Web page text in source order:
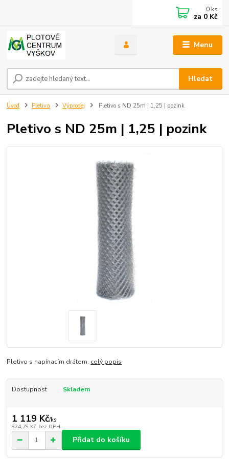
Menu
Hledat
0 ks
za 0 Kč
Úvod Pletiva Výprodej Pletivo s ND 25m | 1,25 | pozink
Pletivo s ND 25m | 1,25 | pozink
Pletivo s napínacím drátem. celý popis
Dostupnost Skladem
1 119 Kč/ks
924,79 Kč bez DPH
Přidat do košíku